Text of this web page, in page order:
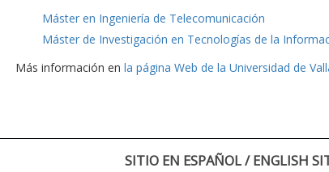
Máster en Ingeniería de Telecomunicación
Máster de Investigación en Tecnologías de la
Más información en la página Web de la Universidad de
SITIO EN ESPAÑOL / ENGLISH